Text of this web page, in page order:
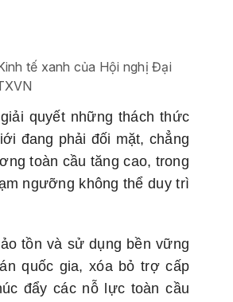
tế xanh của Hội nghị Đại
quyết những thách thức
đang phải đối mặt, chẳng
toàn cầu tăng cao, trong
ngưỡng không thể duy trì
tồn và sử dụng bền vững
quốc gia, xóa bỏ trợ cấp
đẩy các nỗ lực toàn cầu